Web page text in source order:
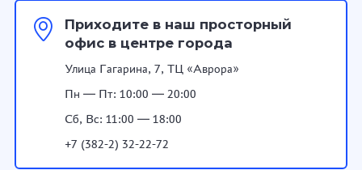
Приходите в наш просторный
офис в центре города
Улица Гагарина, 7, ТЦ «Аврора»
Пн — Пт: 10:00 — 20:00
Сб, Вс: 11:00 — 18:00
+7 (382-2) 32-22-72